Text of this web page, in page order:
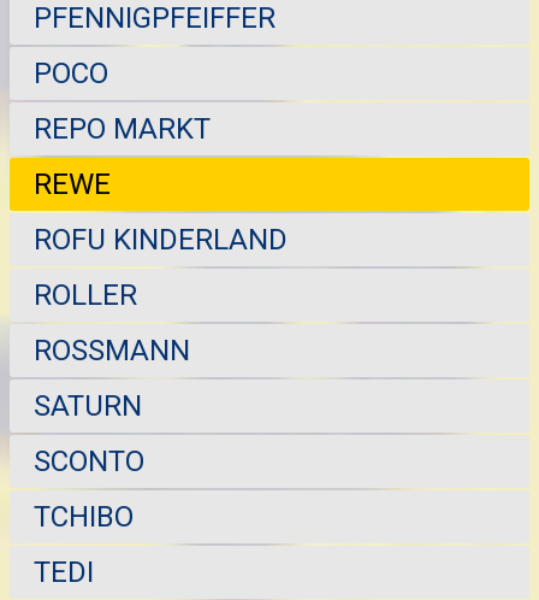
PFENNIGPFEIFFER
POCO
REPO MARKT
REWE
ROFU KINDERLAND
ROLLER
ROSSMANN
SATURN
SCONTO
TCHIBO
TEDI